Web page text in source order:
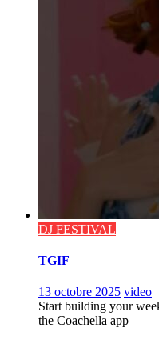
DJ FESTIVAL
TGIF
13 octobre 2025 video
Start building your
the Coachella app